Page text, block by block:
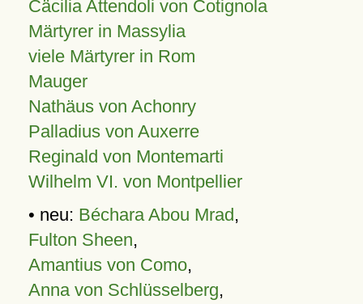
Cäcilia Attendoli von Cotignola
Märtyrer in Massylia
viele Märtyrer in Rom
Mauger
Nathäus von Achonry
Palladius von Auxerre
Reginald von Montemarti
Wilhelm VI. von Montpellier
• neu: Béchara Abou Mrad,
Fulton Sheen,
Amantius von Como,
Anna von Schlüsselberg,